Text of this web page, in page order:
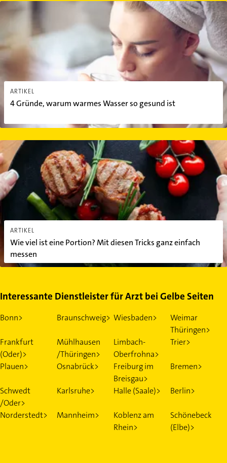
ARTIKEL
4 Gründe, warum warmes Wasser so gesund ist
4 Gründe, warum warmes Wasser so gesund ist
ARTIKEL
Wie viel ist eine Portion? Mit diesen Tricks ganz einfach
messen
Wie viel ist eine Portion? Mit diesen Tricks ganz einfach messen
Interessante Dienstleister für Arzt bei Gelbe Seiten
Bonn> Braunschweig> Wiesbaden>
Weimar
Thüringen>
Frankfurt
(Oder)>
Mühlhausen
/Thüringen>
Limbach-
Oberfrohna>
Trier>
Plauen> Osnabrück>
Freiburg im
Breisgau>
Bremen>
Schwedt
/Oder>
Karlsruhe> Halle (Saale)> Berlin>
Norderstedt> Mannheim>
Koblenz am
Rhein>
Schönebeck
(Elbe)>